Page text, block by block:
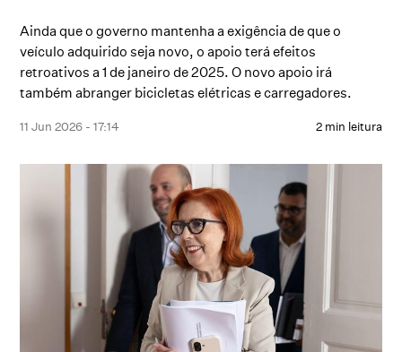
Ainda que o governo mantenha a exigência de que o
veículo adquirido seja novo, o apoio terá efeitos
retroativos a 1 de janeiro de 2025. O novo apoio irá
também abranger bicicletas elétricas e carregadores.
11 Jun 2026 - 17:14 2 min leitura